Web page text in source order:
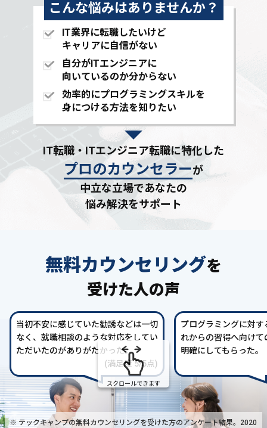
こんな悩みはありませんか？
IT業界に転職したいけど
キャリアに自信がない
自分がITエンジニアに
向いているのか分からない
効率的にプログラミングスキルを
身につける方法を知りたい
IT転職・ITエンジニア転職に特化した
プロのカウンセラーが
中立な立場であなたの
悩み解決をサポート
無料カウンセリングを
受けた人の声
当初不安に感じていた勧誘などは一切
なく、就職相談のような対応をしてい
ただいたのがありがたかった。
(満足度 5/5点)
プログラミングに対
れからの習得へ向け
明確にしてもらった。
スクロールできます
※ テックキャンプの無料カウンセリングを受けた方のアンケート結果。2020